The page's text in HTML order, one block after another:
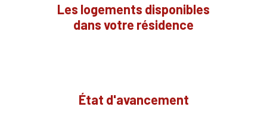
Les logements disponibles
dans votre résidence
État d'avancement